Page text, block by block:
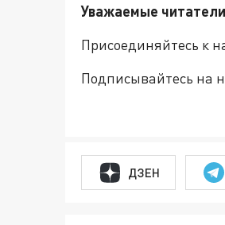
Уважаемые
Присоединяйтесь к
Подписывайтесь на
ДЗЕН